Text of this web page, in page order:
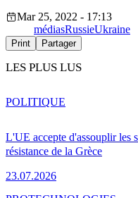
Mar 25, 2022 - 17:13
médiasRussieUkraine
Print Partager
LES PLUS LUS
L'UE accepte d'assouplir les
résistance de la Grèce
23.07.2026
POLITIQUE